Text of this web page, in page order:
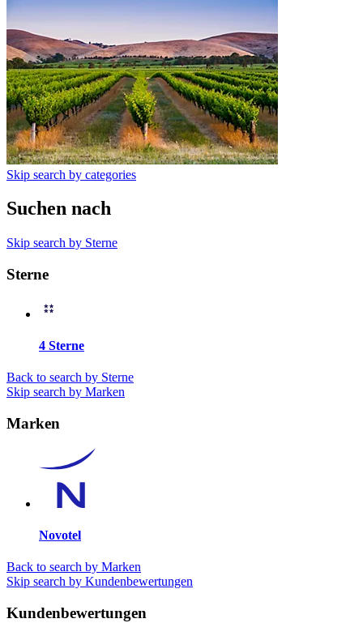
Skip search by categories
Suchen nach
Skip search by Sterne
Sterne
4 Sterne
Back to search by Sterne
Skip search by Marken
Marken
Novotel
Back to search by Marken
Skip search by Kundenbewertungen
Kundenbewertungen